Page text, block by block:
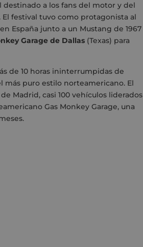
destinado a los fans del motor y del
El festival tuvo como protagonista al
España junto a un Mustang de 1967
Garage de Dallas (Texas) para
de 10 horas ininterrumpidas de
puro estilo norteamericano. El
Madrid, casi 100 vehículos liderados
Gas Monkey Garage, una